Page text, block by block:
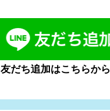
友だち追加はこちらから